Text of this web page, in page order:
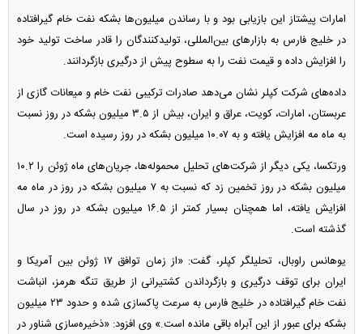
امارات پیشتاز این بازیابی بود و با رساندن میلیون‌ها بشکه نفت خام گیرافتاده
در خلیج فارس به بازار‌های بین‌المللی، تولیدکنندگان را قادر ساخت تولید خود
را افزایش داده و قیمت نفت را به سطوح پیش از درگیری بازگردانند.
داده‌های شرکت کپلر نشان می‌دهد صادرات ترکیبی نفت خام و میعانات گازی از
عربستان، امارات، کویت، عراق و ایران، بیش از ۳.۵ میلیون بشکه در روز نسبت
به ماه مه افزایش یافته و به ۱۰.۰۷ میلیون بشکه در روز رسیده است.
ورتکسا، یکی دیگر از شرکت‌های تحلیل محموله‌ها، جریان‌های ماه ژوئن را ۱۰.۲
میلیون بشکه در روز تخمین زد که نسبت به ۷ میلیون بشکه در روز در ماه مه
افزایش یافته، اما همچنان بسیار کمتر از ۱۶.۵ میلیون بشکه در روز در سال
گذشته است.
یوهانس راوبال، تحلیلگر کپلر، گفت: «از زمان توافق ۱۷ ژوئن بین آمریکا و
ایران برای توقف درگیری و بازگرداندن کشتیرانی از طریق تنگه هرمز، انباشت
نفت خام گیرافتاده در خلیج فارس به سرعت پاکسازی شده و حدود ۲۳ میلیون
بشکه برای عبور از این آبراه باقی مانده است.» وی افزود: «ذخیره‌سازی شناور در